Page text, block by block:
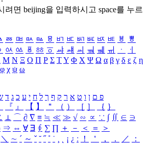
려면 beijing을 입력하시고 space를 누르
ㅭ ㅮ ㅯ ㅰ ㅱ ㅲ ㅳ ㅴ ㅵ ㅶ ㅷ ㅸ
ㅹ
ㆂ ㆃ ㆄ ㆅ ㆆ ㆇ ㆈ ㆉ ㆊ ㆋ ㆌ ㆍ
ㆎ
Μ Ν Ξ Ο Π Ρ Σ ΤΥ Φ Χ Ψ Ω α β γ δ ε ζ η
φ χ ψ ω
פ ם ן ו ט א ר ק ף ך ל ח י ע כ ג ד
『 』 【 】 ＂ （ ） ［ ］ ｛ ｝
⊥ ⌒ ∂ ∇ ≡ ≒ ≪ ≫ √ ∽ ∝ ∵ ∫ ∬ ∈ ∋
⇒ ⇔ ∀ ∃ ∮ ∑ ∏ ＋ － ＜ ＝
＞
＼ ∼ ´ ～ ˇ ˘ ˝ ˚ ˙ ¸ ¡ ¿ ː ！ ＇ ， ． ／
：